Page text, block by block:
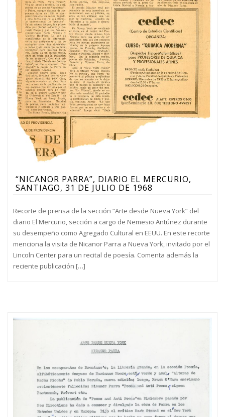
“NICANOR PARRA”, DIARIO EL MERCURIO,
SANTIAGO, 31 DE JULIO DE 1968
Recorte de prensa de la sección “Arte desde Nueva York” del
diario El Mercurio, sección a cargo de Nemesio Antúnez durante
su desempeño como Agregado Cultural en EEUU. En este recorte
menciona la visita de Nicanor Parra a Nueva York, invitado por el
Lincoln Center para un recital de poesía. Comenta además la
reciente publicación […]